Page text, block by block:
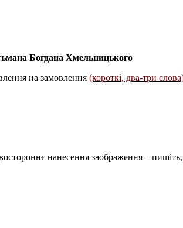
Богдана Хмельницького
на замовлення (короткі, два-три
нанесення заображення –